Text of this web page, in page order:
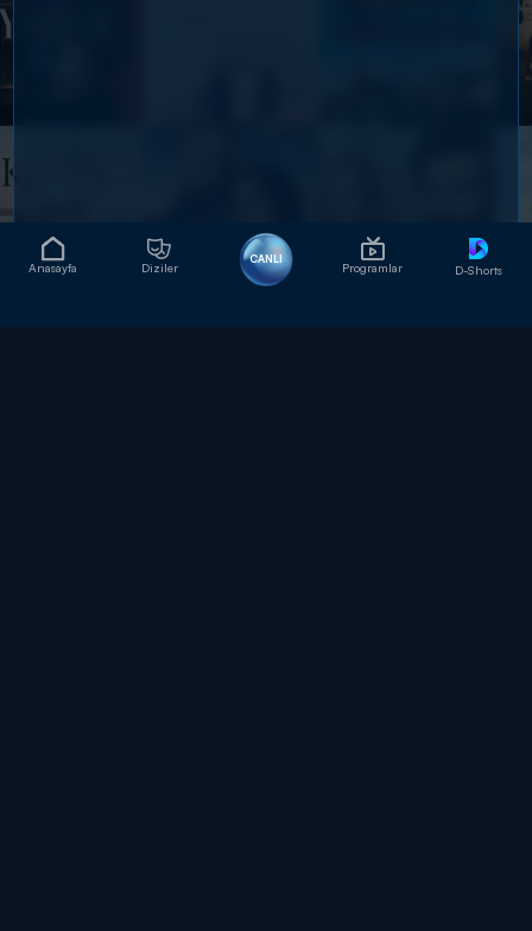
Anasayfa Diziler
CANLI
Programlar D-Shorts